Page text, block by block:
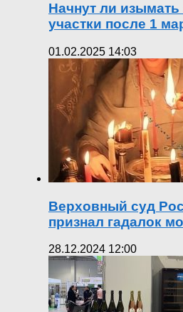
Начнут ли
участки после 1
01.02.2025 14:03
Верховный суд
признал гадалок
28.12.2024 12:00